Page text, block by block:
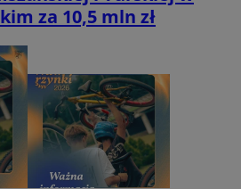
za 10,5 mln zł